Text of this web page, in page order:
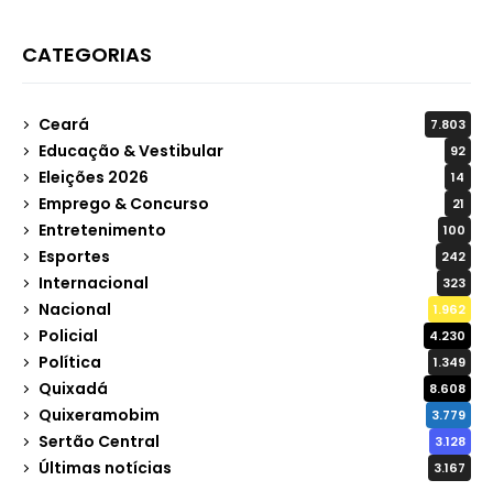
CATEGORIAS
Ceará 7.803
Educação & Vestibular 92
Eleições 2026 14
Emprego & Concurso 21
Entretenimento 100
Esportes 242
Internacional 323
Nacional 1.962
Policial 4.230
Política 1.349
Quixadá 8.608
Quixeramobim 3.779
Sertão Central 3.128
Últimas notícias 3.167